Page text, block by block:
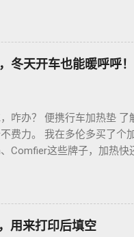
香到飞起！德国超市咖啡
喝精品咖啡，赶紧试试，
冬天开车也能暖呼呼！
咋办？ 便携行车加热垫
费力。 我在多伦多买了个
Comfier这些牌子，加热
和。搭配个方向盘套，
华人冬天开车暖呼呼，赶紧
用来打印后填空